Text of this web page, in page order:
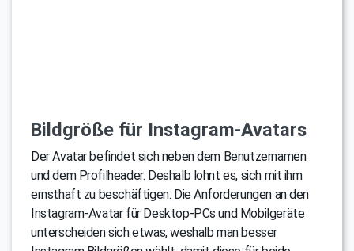
Bildgröße für Instagram-Avatars
Der Avatar befindet sich neben dem Benutzernamen
und dem Profilheader. Deshalb lohnt es, sich mit ihm
ernsthaft zu beschäftigen. Die Anforderungen an den
Instagram-Avatar für Desktop-PCs und Mobilgeräte
unterscheiden sich etwas, weshalb man besser